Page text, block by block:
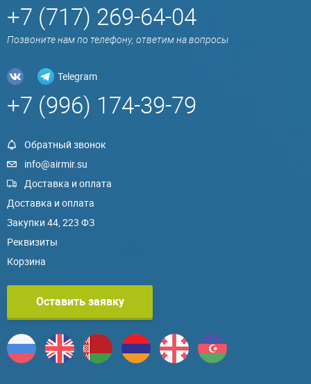
+7 (717) 269-64-04
Позвоните нам по телефону, ответим на вопросы
Telegram
+7 (996) 174-39-79
Обратный звонок
info@airmir.su
Доставка и оплата
Доставка и оплата
Закупки 44, 223 ФЗ
Реквизиты
Корзина
Оставить заявку